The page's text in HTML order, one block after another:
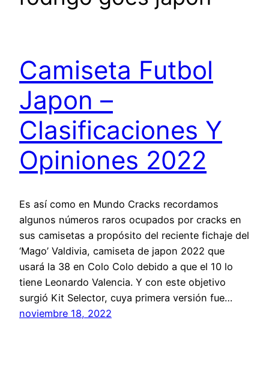
Camiseta Futbol
Japon –
Clasificaciones Y
Opiniones 2022
Es así como en Mundo Cracks recordamos
algunos números raros ocupados por cracks en
sus camisetas a propósito del reciente fichaje del
‘Mago’ Valdivia, camiseta de japon 2022 que
usará la 38 en Colo Colo debido a que el 10 lo
tiene Leonardo Valencia. Y con este objetivo
surgió Kit Selector, cuya primera versión fue…
noviembre 18, 2022